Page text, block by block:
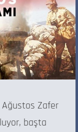
Ağustos Zafer
başta